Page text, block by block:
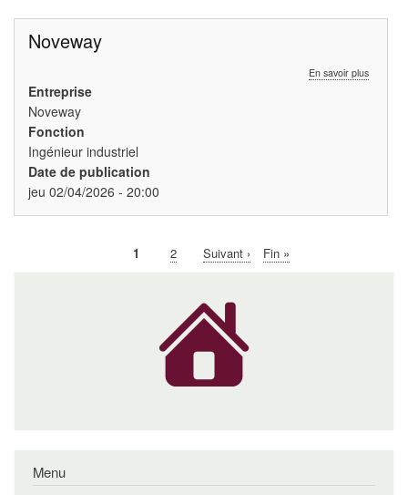
Noveway
En savoir plussur
Entreprise
Noveway
Fonction
Ingénieur industriel
Date de publication
jeu 02/04/2026 - 20:00
Page
1 Page
2
Page
Suivant ›
Dernière
Fin »
Menu